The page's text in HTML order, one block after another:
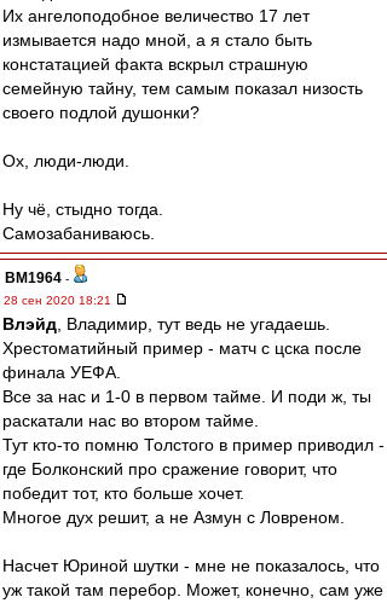
Их ангелоподобное величество 17 лет
измывается надо мной, а я стало быть
констатацией факта вскрыл страшную
семейную тайну, тем самым показал низость
своего подлой душонки?
Ох, люди-люди.
Ну чё, стыдно тогда.
Самозабаниваюсь.
BM1964 -
28 сен 2020 18:21
Влэйд , Владимир, тут ведь не угадаешь.
Хрестоматийный пример - матч с цска после
финала УЕФА.
Все за нас и 1-0 в первом тайме. И поди ж, ты
раскатали нас во втором тайме.
Тут кто-то помню Толстого в пример приводил -
где Болконский про сражение говорит, что
победит тот, кто больше хочет.
Многое дух решит, а не Азмун с Ловреном.
Насчет Юриной шутки - мне не показалось, что
уж такой там перебор. Может, конечно, сам уже